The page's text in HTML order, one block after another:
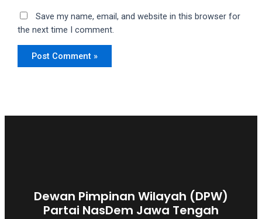
Save my name, email, and website in this browser for
the next time I comment.
Dewan Pimpinan Wilayah (DPW)
Partai NasDem Jawa Tengah